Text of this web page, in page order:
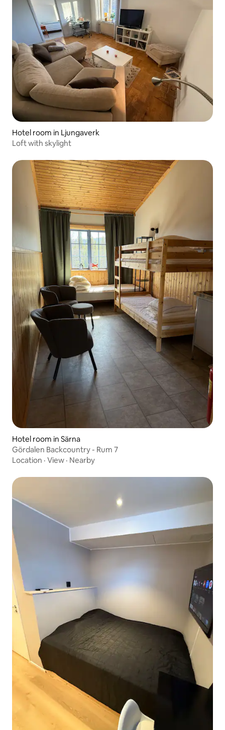
Hotel room in Ljungaverk
Loft with skylight
Hotel room in Särna
Gördalen Backcountry - Rum 7
Location · View · Nearby